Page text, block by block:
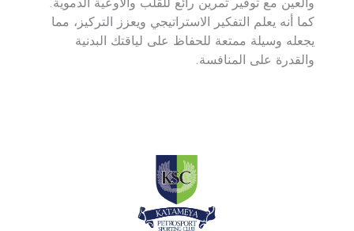
كما أنه يعلم التفكير الاستراتيجي ويعزز التركيز، مما
يجعله وسيلة ممتعة للحفاظ على لياقتك البدنية
والقدرة على المنافسة.